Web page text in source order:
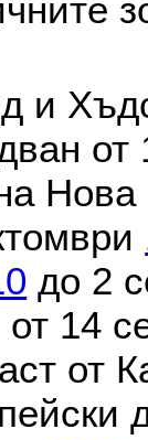
и
от
до 2
от 14
от